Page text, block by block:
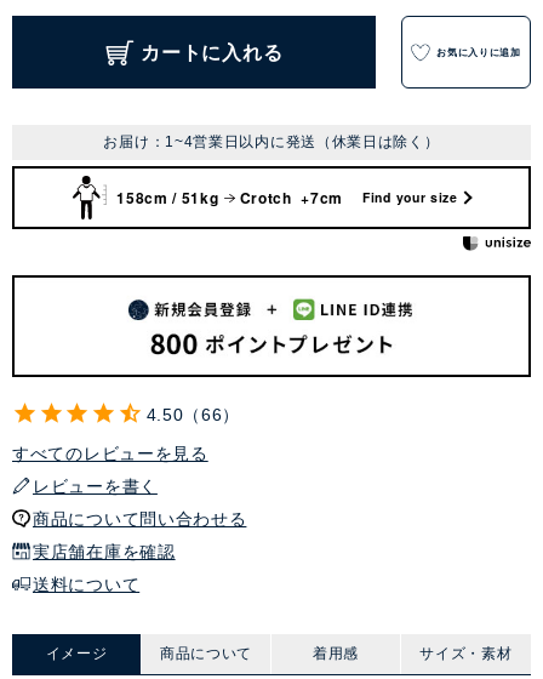
カートに入れる お気に入りに追加
お届け：1~4営業日以内に発送（休業日は除く）
158cm / 51kg Crotch +7cm Find your size
4.50
66
すべてのレビューを見る
レビューを書く
商品について問い合わせる
実店舗在庫を確認
送料について
イメージ 商品について 着用感 サイズ・素材